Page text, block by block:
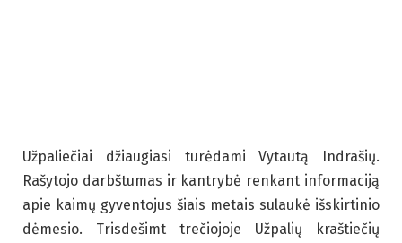
Užpaliečiai džiaugiasi turėdami Vytautą Indrašių.
Rašytojo darbštumas ir kantrybė renkant informaciją
apie kaimų gyventojus šiais metais sulaukė išskirtinio
dėmesio. Trisdešimt trečiojoje Užpalių kraštiečių